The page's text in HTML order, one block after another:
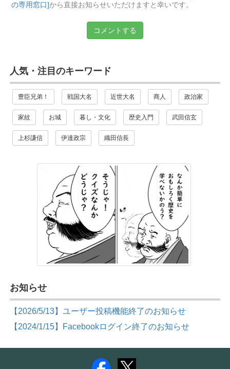
の専用窓口]から直接お知らせいただけますと幸いです。
コメントする
人気・注目のキーワード
豊臣兄弟！ 戦国大名 近世大名 商人 政治家
家紋 お城 暮し・文化 歴史入門 武田信玄
上杉謙信 伊達政宗 織田信長
お知らせ
【2026/5/13】ユーザー投稿機能終了のお知らせ
【2024/1/15】Facebookログイン終了のお知らせ